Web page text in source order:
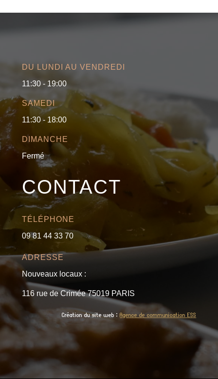
DU LUNDI AU VENDREDI
11:30 - 19:00
SAMEDI
11:30 - 18:00
DIMANCHE
Fermé
CONTACT
TÉLÉPHONE
09 81 44 33 70
ADRESSE
Nouveaux locaux :
116 rue de Crimée 75019 PARIS
Création du site web :Agence de communication ESS